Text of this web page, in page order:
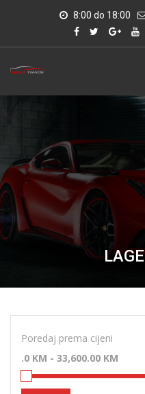
8:00 do 18:00
Poredaj prema cijeni